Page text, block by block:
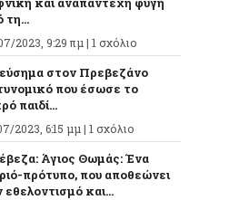
τη...
2023, 9:29 πμ | 1 σχόλιο
στον Πρεβεζάνο
που έσωσε το
παιδί...
2023, 6:15 μμ | 1 σχόλιο
Άγιος Θωμάς: Ένα
πρότυπο, που αποθεώνει
εθελοντισμό και...